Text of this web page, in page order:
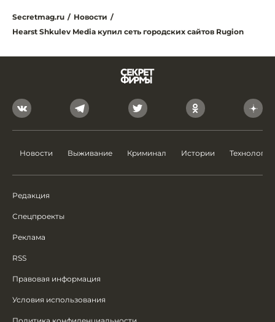
Secretmag.ru / Новости /
Hearst Shkulev Media купил сеть городских сайтов Rugion
Новости Выживание Криминал Истории Технологии
Редакция
Спецпроекты
Реклама
RSS
Правовая информация
Условия использования